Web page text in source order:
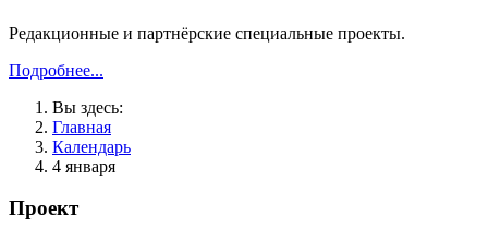
Редакционные и партнёрские специальные проекты.
Подробнее...
Вы здесь:
Главная
Календарь
4 января
Проект